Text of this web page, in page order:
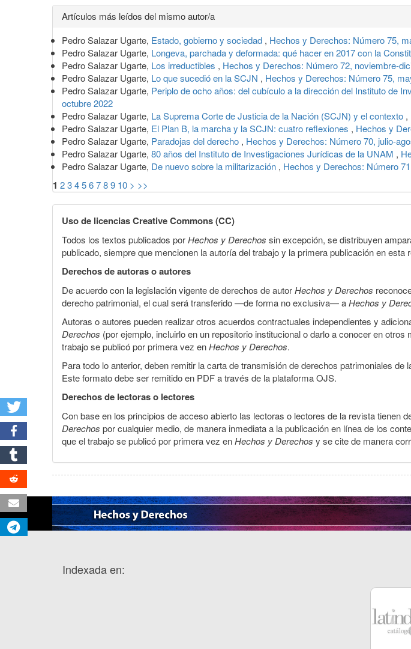
Detalles
del
artículo
Artículos más leídos del mismo autor/a
Pedro Salazar Ugarte, Estado, gobierno y sociedad , Hechos y Derechos: Número 75,
Pedro Salazar Ugarte, Longeva, parchada y deformada: qué hacer en 2017 con la
Pedro Salazar Ugarte, Los irreductibles , Hechos y Derechos: Número 72, noviembre-
Pedro Salazar Ugarte, Lo que sucedió en la SCJN , Hechos y Derechos: Número 75,
Pedro Salazar Ugarte, Periplo de ocho años: del cubículo a la dirección del Instituto de
octubre 2022
Pedro Salazar Ugarte, La Suprema Corte de Justicia de la Nación (SCJN) y el contexto ,
Pedro Salazar Ugarte, El Plan B, la marcha y la SCJN: cuatro reflexiones , Hechos y
Pedro Salazar Ugarte, Paradojas del derecho , Hechos y Derechos: Número 70, julio-
Pedro Salazar Ugarte, 80 años del Instituto de Investigaciones Jurídicas de la UNAM ,
Pedro Salazar Ugarte, De nuevo sobre la militarización , Hechos y Derechos: Número
1 23456789 10 > >>
Uso de licencias Creative Commons (CC)
Todos los textos publicados porHechos y Derechos sin excepción, se distribuyen
publicado, siempre que mencionen la autoría del trabajo y la primera publicación en
Derechos de autoras o autores
De acuerdo con la legislación vigente de derechos de autorHechos y Derechos
derecho patrimonial, el cual será transferido —de forma no exclusiva— aHechos y
Autoras o autores pueden realizar otros acuerdos contractuales independientes y
Derechos (por ejemplo, incluirlo en un repositorio institucional o darlo a conocer en
trabajo se publicó por primera vez enHechos y Derechos.
Para todo lo anterior, deben remitir la carta de transmisión de derechos patrimoniales
Este formato debe ser remitido en PDF a través de la plataforma OJS.
Derechos de lectoras o lectores
Con base en los principios de acceso abierto las lectoras o lectores de la revista tienen
Derechos por cualquier medio, de manera inmediata a la publicación en línea de los
que el trabajo se publicó por primera vez enHechos y Derechos y se cite de manera
Indexada en: